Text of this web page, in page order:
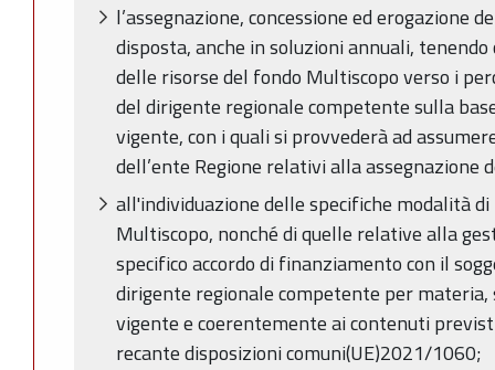
l’assegnazione, concessione ed erogazione
disposta, anche in soluzioni annuali,
delle risorse del fondo Multiscopo verso i
del dirigente regionale competente sulla
vigente, con i quali si provvederà ad
dell’ente Regione relativi alla assegnazione
all'individuazione delle specifiche modalità
Multiscopo, nonché di quelle relative alla
specifico accordo di finanziamento con il
dirigente regionale competente per
vigente e coerentemente ai contenuti
recante disposizioni comuni(UE)2021/1060;